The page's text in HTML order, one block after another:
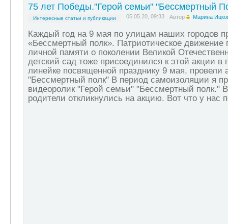
75 лет Победы."Герой семьи" "Бессмертный
Интересные статьи и публикации 05.05.20, 09:33 Автор Марина
Каждый год на 9 мая по улицам наших городов
«Бессмертный полк». Патриотическое движение
личной памяти о поколении Великой
детский сад тоже присоединился к этой акции
линейке посвященной празднику 9 мая, провели
"Бессмертный полк" В период самоизоляции я
видеоролик "Герой семьи" "Бессмертный полк."
родители откликнулись на акцию. Вот что у нас